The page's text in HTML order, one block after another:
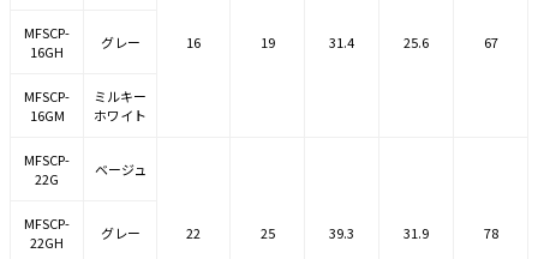
16 19 31.4 25.6 67
MFSCP-
16GH
グレー
MFSCP-
16GM
ミルキー
ホワイト
MFSCP-
22G
ベージュ
22 25 39.3 31.9 78
MFSCP-
22GH
グレー